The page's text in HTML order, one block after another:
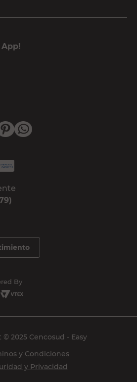
By
2025 Cencosud - Easy
y Condiciones
y Privacidad